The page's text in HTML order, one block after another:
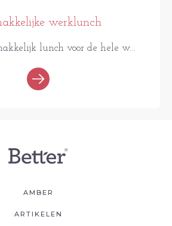
werklunch
lunch voor de hele w...
AMBER
ARTIKELEN